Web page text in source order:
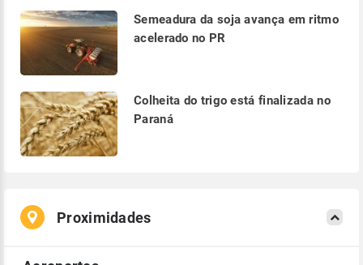
Semeadura da soja avança em ritmo
acelerado no PR
Colheita do trigo está finalizada no
Paraná
Proximidades